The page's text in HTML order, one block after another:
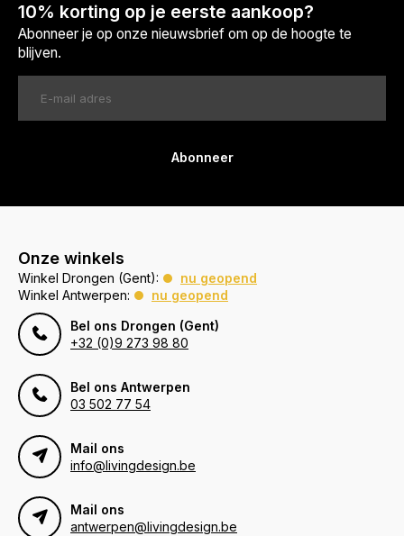
10% korting op je eerste aankoop?
Abonneer je op onze nieuwsbrief om op de hoogte te
blijven.
Abonneer
Onze winkels
Winkel Drongen (Gent):
nu geopend
Winkel Antwerpen:
nu geopend
Bel ons Drongen (Gent)
+32 (0)9 273 98 80
Bel ons Antwerpen
03 502 77 54
Mail ons
info@livingdesign.be
Mail ons
antwerpen@livingdesign.be